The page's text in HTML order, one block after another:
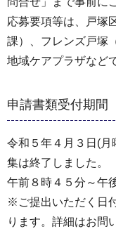
応募要項等は、戸塚
課）、フレンズ戸塚
地域ケアプラザなど
申請書類受付期間
令和５年４月３日(
集は終了しました。
午前８時４５分～午
※ご提出いただく日
ります。詳細はお問